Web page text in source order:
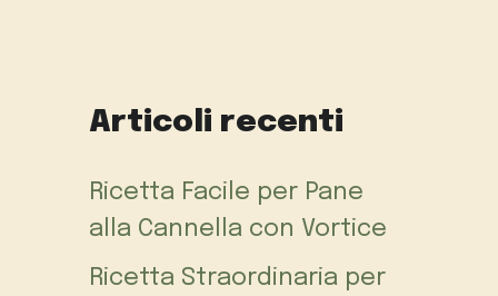
Articoli recenti
Ricetta Facile per Pane
alla Cannella con Vortice
Ricetta Straordinaria per